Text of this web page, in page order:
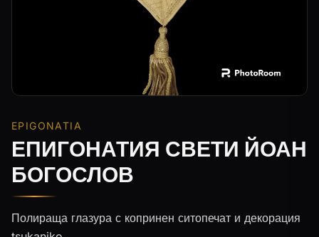
EPIGONATIA
ЕПИГОНАТИЯ СВЕТИ ЙОАН
БОГОСЛОВ
Полираща глазура с копринен ситопечат и декорация